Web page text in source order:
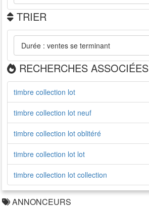
TRIER
RECHERCHES ASSOCIÉES
timbre collection lot
timbre collection lot neuf
timbre collection lot oblitéré
timbre collection lot lot
timbre collection lot collection
ANNONCEURS